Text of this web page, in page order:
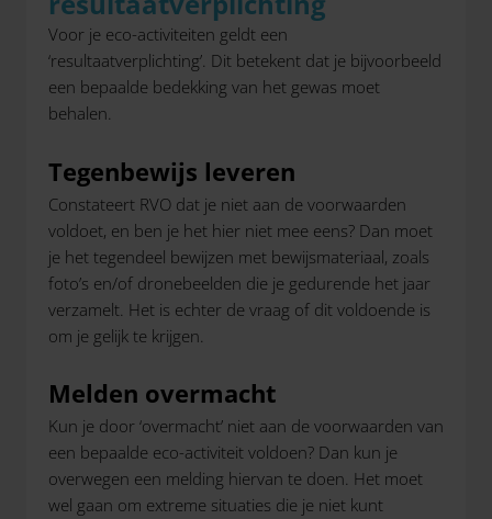
Voor je eco-activiteiten geldt een
‘resultaatverplichting’. Dit betekent dat je bijvoorbeeld
een bepaalde bedekking van het gewas moet
behalen.
Tegenbewijs leveren
Constateert RVO dat je niet aan de voorwaarden
voldoet, en ben je het hier niet mee eens? Dan moet
je het tegendeel bewijzen met bewijsmateriaal, zoals
foto’s en/of dronebeelden die je gedurende het jaar
verzamelt. Het is echter de vraag of dit voldoende is
om je gelijk te krijgen.
Melden overmacht
Kun je door ‘overmacht’ niet aan de voorwaarden van
een bepaalde eco-activiteit voldoen? Dan kun je
overwegen een melding hiervan te doen. Het moet
wel gaan om extreme situaties die je niet kunt